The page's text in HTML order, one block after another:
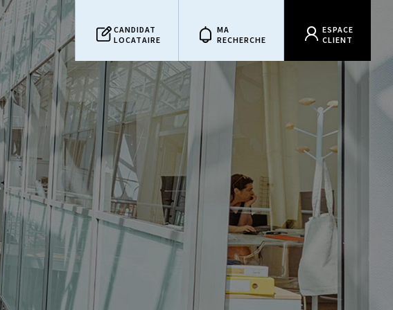
CANDIDAT
LOCATAIRE
MA
RECHERCHE
ESPACE
CLIENT